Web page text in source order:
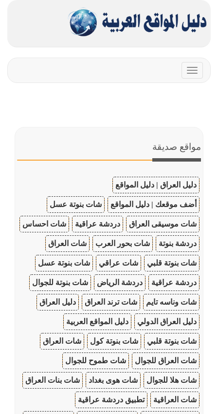
Toggle
navigation
مواقع صديقة
دليل العراق | دليل المواقع
أضف موقعك | دليل المواقع شات بنوتة عسل
شات موسيقى العراق دردشة عراقية شات احساس
دردشة بنوتة شات بحور العرب شات العراق
شات بنوتة قلبي شات عراقي شات بنوتة عسل
دردشة عراقية دردشة الرياض شات بنوتة للجوال
شات وناسه تايم شات ترند العراق دليل العراق
دليل العراق الدولي دليل المواقع العربية
شات بنوتة قلبي شات بنوتة كول شات العراق
شات العراق للجوال شات طموح للجوال
شات هلا للجوال شات هوى بغداد شات بنات العراق
شات العراقية تطبيق دردشة عراقية